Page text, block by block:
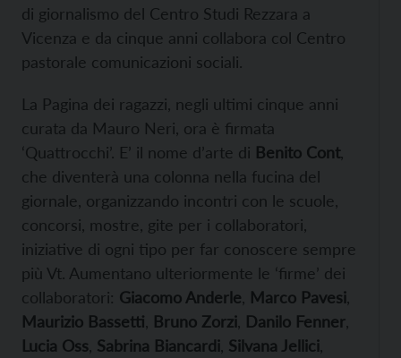
di giornalismo del Centro Studi Rezzara a
Vicenza e da cinque anni collabora col Centro
pastorale comunicazioni sociali.
La Pagina dei ragazzi, negli ultimi cinque anni
curata da Mauro Neri, ora è firmata
‘Quattrocchi’. E’ il nome d’arte di Benito Cont,
che diventerà una colonna nella fucina del
giornale, organizzando incontri con le scuole,
concorsi, mostre, gite per i collaboratori,
iniziative di ogni tipo per far conoscere sempre
più Vt. Aumentano ulteriormente le ‘firme’ dei
collaboratori: Giacomo Anderle Marco Pavesi
Maurizio Bassetti Bruno Zorzi Danilo Fenner
Lucia Oss Sabrina Biancardi Silvana Jellici